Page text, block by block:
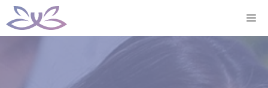
Aller
au